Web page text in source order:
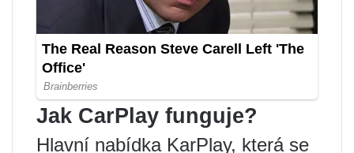
Jak CarPlay funguje?
Hlavní nabídka KarPlay, která se